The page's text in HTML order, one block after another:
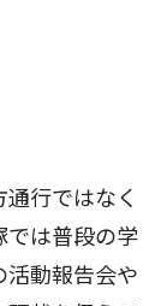
行ではなく
では普段の学
活動報告会や